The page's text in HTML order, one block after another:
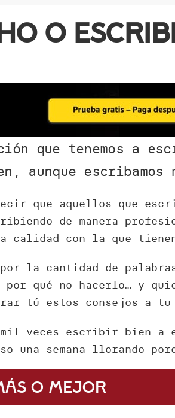
o
que tenemos a
aunque escribamos
que aquellos que
de manera
calidad con la que
la cantidad de
qué no hacerlo… y
tú estos consejos a
veces escribir bien a
una semana llorando
o mejor